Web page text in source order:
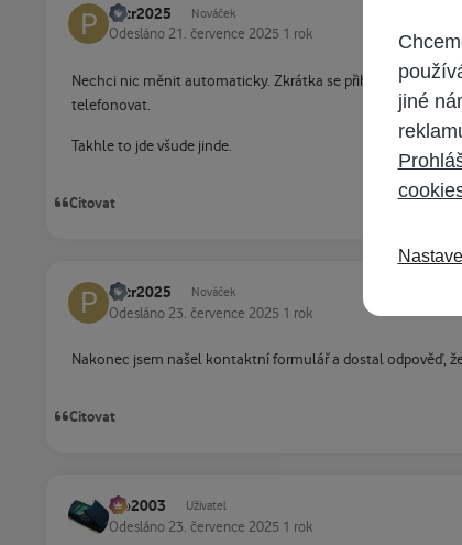
Petr2025 Nováček
Odesláno 21. července 2025 1 rok
Nechci nic měnit automaticky. Zkrátka se přihlásit na web
telefonovat.
Takhle to jde všude jinde.
Citovat
Petr2025 Nováček
Odesláno 23. července 2025 1 rok
Nakonec jsem našel kontaktní formulář a dostal odpověď,
Citovat
Ivo2003 Uživatel
Odesláno 23. července 2025 1 rok
jiné